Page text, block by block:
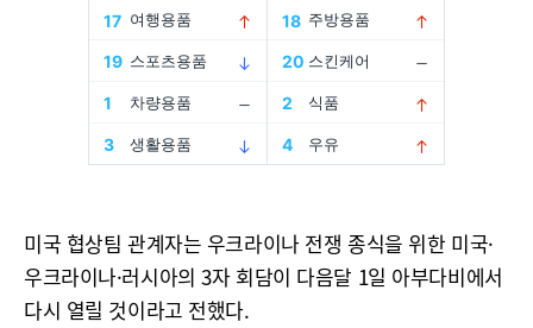
미국 협상팀 관계자는 우크라이나 전쟁 종식을 위한 미국·
우크라이나·러시아의 3자 회담이 다음달 1일 아부다비에서
다시 열릴 것이라고 전했다.